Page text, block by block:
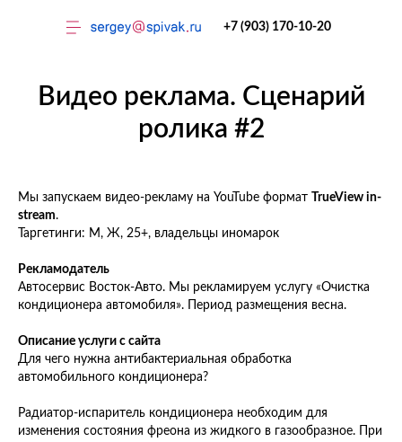
+7 (903) 170-10-20
Видео реклама. Сценарий
ролика #2
Мы запускаем видео-рекламу на YouTube формат
TrueView in-
stream.
Таргетинги: М, Ж, 25+, владельцы иномарок
Рекламодатель
Автосервис Восток-Авто. Мы рекламируем услугу «Очистка
кондиционера автомобиля». Период размещения весна.
Описание услуги с сайта
Для чего нужна антибактериальная обработка
автомобильного кондиционера?
Радиатор-испаритель кондиционера необходим для
изменения состояния фреона из жидкого в газообразное. При